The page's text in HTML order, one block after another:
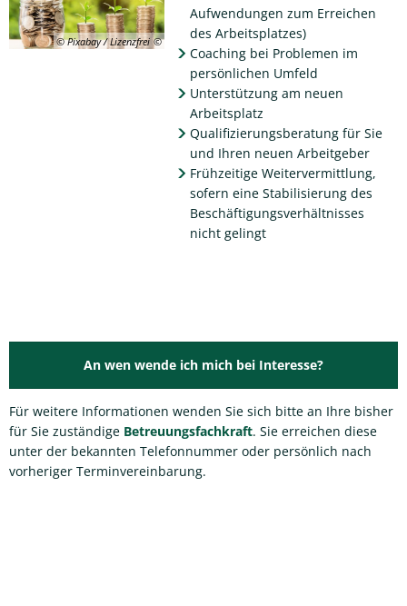
© Pixabay / Lizenzfrei
Aufwendungen zum Erreichen
des Arbeitsplatzes)
Coaching bei Problemen im
persönlichen Umfeld
Unterstützung am neuen
Arbeitsplatz
Qualifizierungsberatung für Sie
und Ihren neuen Arbeitgeber
Frühzeitige Weitervermittlung,
sofern eine Stabilisierung des
Beschäftigungsverhältnisses
nicht gelingt
An wen wende ich mich bei Interesse?
Für weitere Informationen wenden Sie sich bitte an Ihre bisher
für Sie zuständige Betreuungsfachkraft. Sie erreichen diese
unter der bekannten Telefonnummer oder persönlich nach
vorheriger Terminvereinbarung.